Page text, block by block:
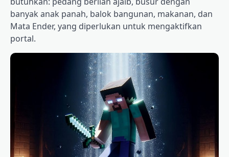
banyak anak panah, balok bangunan, makanan, dan
Mata Ender, yang diperlukan untuk mengaktifkan
portal.